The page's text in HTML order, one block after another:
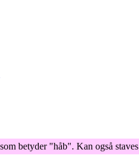
betyder "håb". Kan også staves